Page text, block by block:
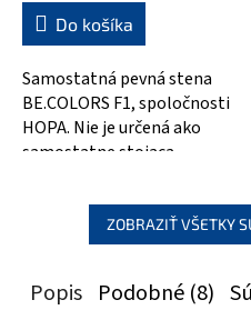
Do košíka
Samostatná pevná stena
BE.COLORS F1, spoločnosti
HOPA. Nie je určená ako
samostatne stojaca
kombináciu so sprchovými...
ZOBRAZIŤ VŠETKY
Popis Podobné (8)